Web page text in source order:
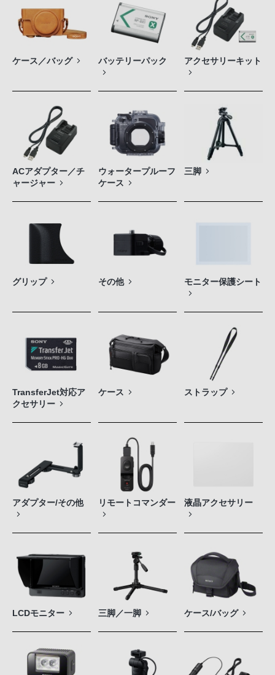
ケース／バッグ バッテリーパック アクセサリーキット
ACアダプター／チ
ャージャー
ウォータープルーフ
ケース
三脚
グリップ その他 モニター保護シート
TransferJet対応ア
クセサリー
ケース ストラップ
アダプター/その他 リモートコマンダー 液晶アクセサリー
LCDモニター 三脚／一脚 ケース/バッグ